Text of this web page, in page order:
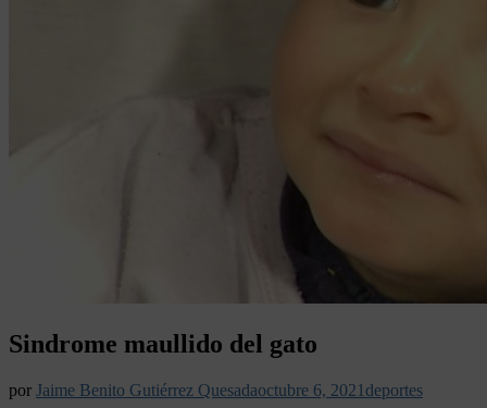
Sindrome maullido del gato
por Jaime Benito Gutiérrez Quesadaoctubre 6, 2021 deportes